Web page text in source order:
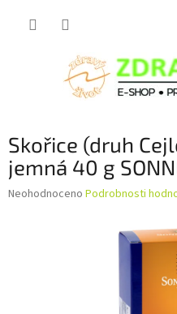
Skořice (druh
jemná 40 g
Průměrné
Neohodnoceno Podrobnosti